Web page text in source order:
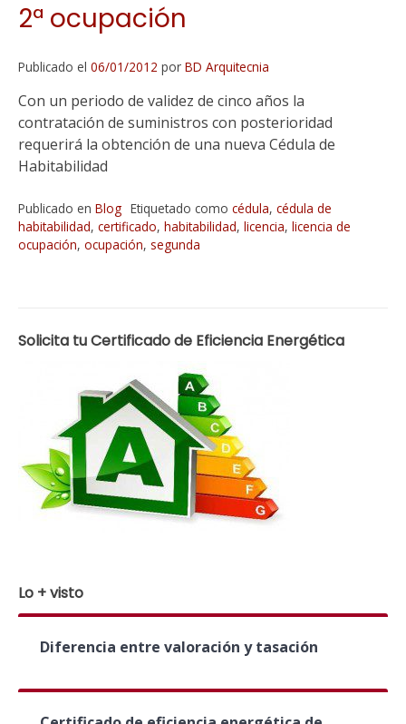
2ª ocupación
Publicado el 06/01/2012 por BD Arquitecnia
Con un periodo de validez de cinco años la
contratación de suministros con posterioridad
requerirá la obtención de una nueva Cédula de
Habitabilidad
Publicado en Blog Etiquetado como cédula, cédula de
habitabilidad, certificado, habitabilidad, licencia, licencia de
ocupación, ocupación, segunda
Solicita tu Certificado de Eficiencia Energética
Lo + visto
Diferencia entre valoración y tasación